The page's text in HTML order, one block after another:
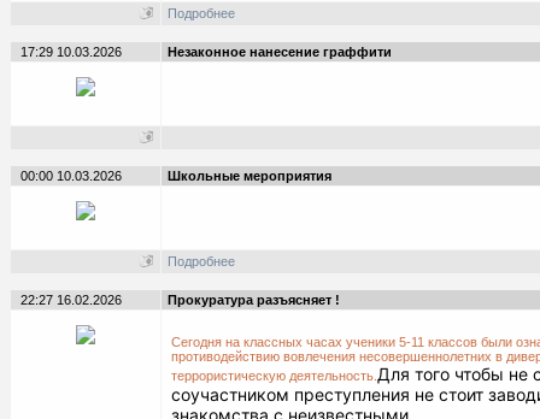
Подробнее
17:29 10.03.2026 Незаконное нанесение граффити
00:00 10.03.2026 Школьные мероприятия
Подробнее
22:27 16.02.2026 Прокуратура разъясняет !
Сегодня на классных часах ученики 5-11 классов были
противодействию вовлечения несовершеннолетних в
террористическую деятельность. Для того чтобы не
соучастником преступления не стоит
знакомства с неизвестными